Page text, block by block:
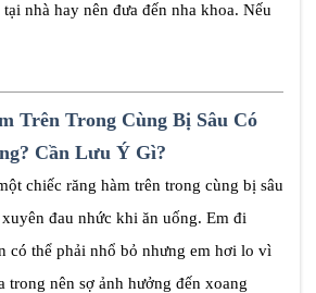
nhà hay nên đưa đến nha khoa. Nếu
Trên Trong Cùng Bị Sâu Có
Cần Lưu Ý Gì?
chiếc răng hàm trên trong cùng bị sâu
đau nhức khi ăn uống. Em đi
có thể phải nhổ bỏ nhưng em hơi lo vì
trong nên sợ ảnh hưởng đến xoang